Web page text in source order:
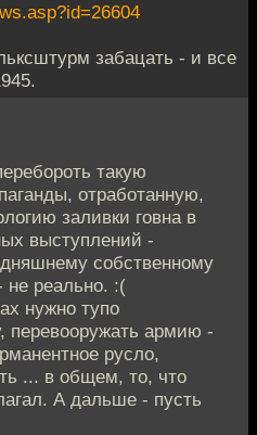
забацать - и все
такую
отработанную,
заливки говна в
выступлений -
собственному
не реально. :(
нужно тупо
перевооружать армию -
русло,
... в общем, то, что
А дальше - пусть